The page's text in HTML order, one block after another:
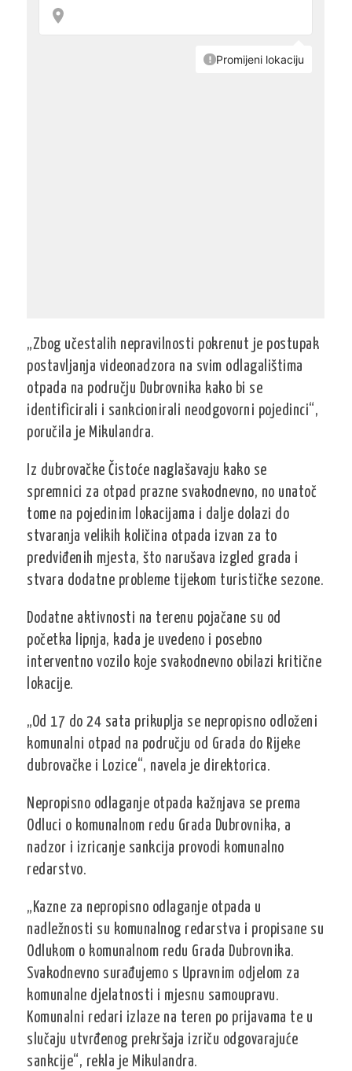
„Zbog učestalih nepravilnosti pokrenut je postupak
postavljanja videonadzora na svim odlagalištima
otpada na području Dubrovnika kako bi se
identificirali i sankcionirali neodgovorni pojedinci“,
poručila je Mikulandra.
Iz dubrovačke Čistoće naglašavaju kako se
spremnici za otpad prazne svakodnevno, no unatoč
tome na pojedinim lokacijama i dalje dolazi do
stvaranja velikih količina otpada izvan za to
predviđenih mjesta, što narušava izgled grada i
stvara dodatne probleme tijekom turističke sezone.
Dodatne aktivnosti na terenu pojačane su od
početka lipnja, kada je uvedeno i posebno
interventno vozilo koje svakodnevno obilazi kritične
lokacije.
„Od 17 do 24 sata prikuplja se nepropisno odloženi
komunalni otpad na području od Grada do Rijeke
dubrovačke i Lozice“, navela je direktorica.
Nepropisno odlaganje otpada kažnjava se prema
Odluci o komunalnom redu Grada Dubrovnika, a
nadzor i izricanje sankcija provodi komunalno
redarstvo.
„Kazne za nepropisno odlaganje otpada u
nadležnosti su komunalnog redarstva i propisane su
Odlukom o komunalnom redu Grada Dubrovnika.
Svakodnevno surađujemo s Upravnim odjelom za
komunalne djelatnosti i mjesnu samoupravu.
Komunalni redari izlaze na teren po prijavama te u
slučaju utvrđenog prekršaja izriču odgovarajuće
sankcije“, rekla je Mikulandra.